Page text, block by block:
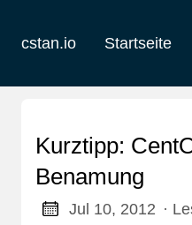
cstan.io Startseite
Kurztipp:
Benamung
Jul 10, 2012 ·